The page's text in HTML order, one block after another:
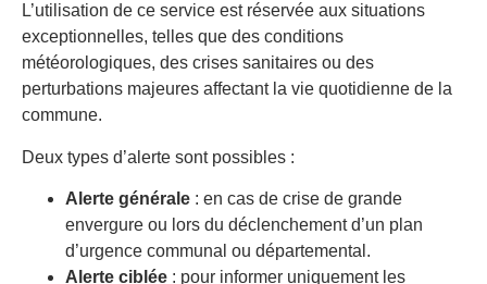
L’utilisation de ce service est réservée aux situations
exceptionnelles, telles que des conditions
météorologiques, des crises sanitaires ou des
perturbations majeures affectant la vie quotidienne de la
commune.
Deux types d’alerte sont possibles :
Alerte générale : en cas de crise de grande
envergure ou lors du déclenchement d’un plan
d’urgence communal ou départemental.
Alerte ciblée : pour informer uniquement les